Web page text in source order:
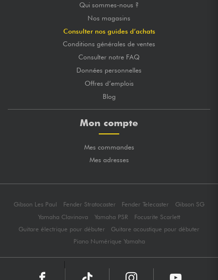
Qui sommes-nous ?
Nos magasins
Consulter nos guides d’achats
Conditions générales de ventes
Consulter notre FAQ
Données personnelles
Offres d’emplois
Blog
Mon compte
Mes commandes
Mes adresses
Gibson Les Paul Fender Stratocaster Fender Telecaster
Gibson SG
Yamaha Clavinova
Yamaha PSR
Focusrite Scarlett
Guitare électrique pour débuter
Guitare acoustique pour débuter
Piano Numérique Yamaha